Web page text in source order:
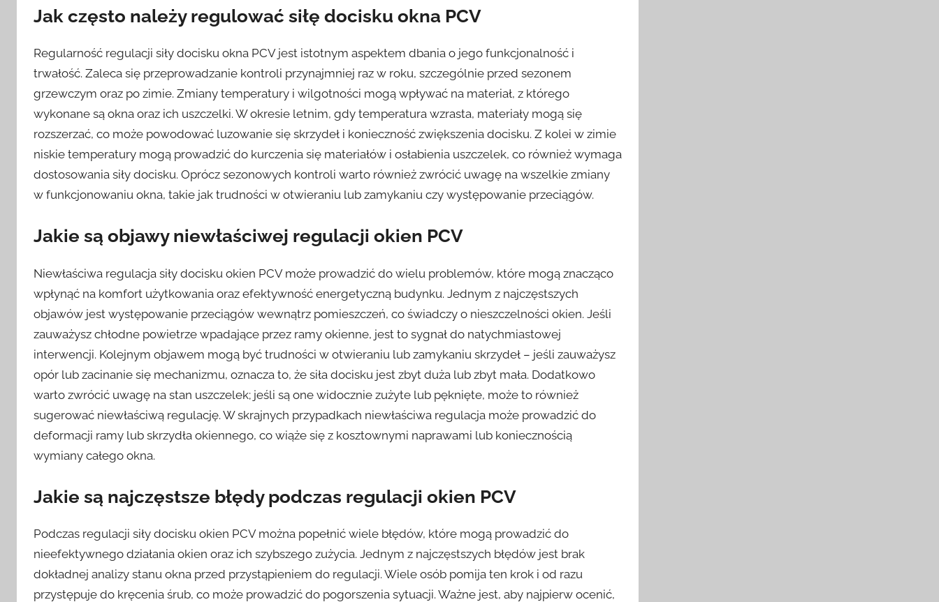
Jak często należy regulować siłę docisku okna PCV
Regularność regulacji siły docisku okna PCV jest istotnym aspektem dbania o jego funkcjonalność i
trwałość. Zaleca się przeprowadzanie kontroli przynajmniej raz w roku, szczególnie przed sezonem
grzewczym oraz po zimie. Zmiany temperatury i wilgotności mogą wpływać na materiał, z którego
wykonane są okna oraz ich uszczelki. W okresie letnim, gdy temperatura wzrasta, materiały mogą się
rozszerzać, co może powodować luzowanie się skrzydeł i konieczność zwiększenia docisku. Z kolei w zimie
niskie temperatury mogą prowadzić do kurczenia się materiałów i osłabienia uszczelek, co również wymaga
dostosowania siły docisku. Oprócz sezonowych kontroli warto również zwrócić uwagę na wszelkie zmiany
w funkcjonowaniu okna, takie jak trudności w otwieraniu lub zamykaniu czy występowanie przeciągów.
Jakie są objawy niewłaściwej regulacji okien PCV
Niewłaściwa regulacja siły docisku okien PCV może prowadzić do wielu problemów, które mogą znacząco
wpłynąć na komfort użytkowania oraz efektywność energetyczną budynku. Jednym z najczęstszych
objawów jest występowanie przeciągów wewnątrz pomieszczeń, co świadczy o nieszczelności okien. Jeśli
zauważysz chłodne powietrze wpadające przez ramy okienne, jest to sygnał do natychmiastowej
interwencji. Kolejnym objawem mogą być trudności w otwieraniu lub zamykaniu skrzydeł – jeśli zauważysz
opór lub zacinanie się mechanizmu, oznacza to, że siła docisku jest zbyt duża lub zbyt mała. Dodatkowo
warto zwrócić uwagę na stan uszczelek; jeśli są one widocznie zużyte lub pęknięte, może to również
sugerować niewłaściwą regulację. W skrajnych przypadkach niewłaściwa regulacja może prowadzić do
deformacji ramy lub skrzydła okiennego, co wiąże się z kosztownymi naprawami lub koniecznością
wymiany całego okna.
Jakie są najczęstsze błędy podczas regulacji okien PCV
Podczas regulacji siły docisku okien PCV można popełnić wiele błędów, które mogą prowadzić do
nieefektywnego działania okien oraz ich szybszego zużycia. Jednym z najczęstszych błędów jest brak
dokładnej analizy stanu okna przed przystąpieniem do regulacji. Wiele osób pomija ten krok i od razu
przystępuje do kręcenia śrub, co może prowadzić do pogorszenia sytuacji. Ważne jest, aby najpierw ocenić,